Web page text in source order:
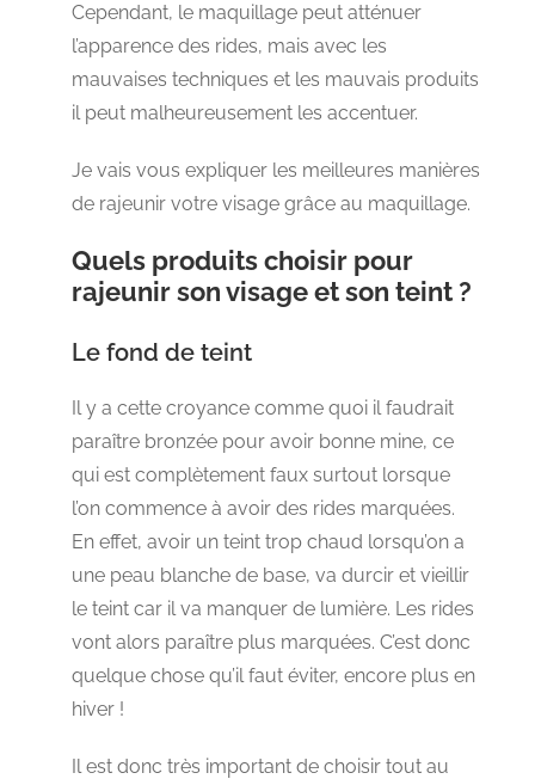
Cependant, le maquillage peut atténuer
l’apparence des rides, mais avec les
mauvaises techniques et les mauvais produits
il peut malheureusement les accentuer.
Je vais vous expliquer les meilleures manières
de rajeunir votre visage grâce au maquillage.
Quels produits choisir pour
rajeunir son visage et son teint ?
Le fond de teint
Il y a cette croyance comme quoi il faudrait
paraître bronzée pour avoir bonne mine, ce
qui est complètement faux surtout lorsque
l’on commence à avoir des rides marquées.
En effet, avoir un teint trop chaud lorsqu’on a
une peau blanche de base, va durcir et vieillir
le teint car il va manquer de lumière. Les rides
vont alors paraître plus marquées. C’est donc
quelque chose qu’il faut éviter, encore plus en
hiver !
Il est donc très important de choisir tout au